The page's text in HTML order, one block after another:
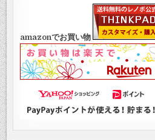
amazonでお買い物